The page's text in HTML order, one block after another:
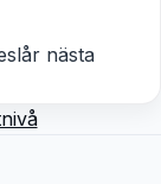
nästa